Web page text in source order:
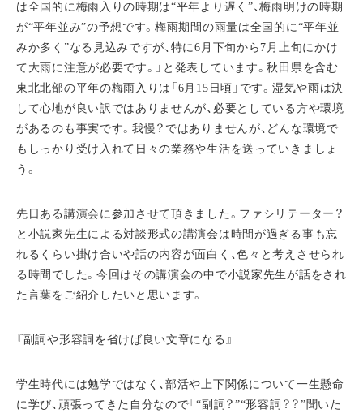
は全国的に梅雨入りの時期は“平年より遅く”、梅雨明けの時期
が“平年並み”の予想です。梅雨期間の雨量は全国的に“平年並
みか多く”なる見込みですが、特に6月下旬から7月上旬にかけ
て大雨に注意が必要です。」と発表しています。秋田県を含む
東北北部の平年の梅雨入りは「6月15日頃」です。湿気や雨は決
して心地が良い訳ではありませんが、必要としている方や環境
があるのも事実です。我慢？ではありませんが、どんな環境で
もしっかり受け入れて日々の業務や生活を送っていきましょ
う。
先日ある講演会に参加させて頂きました。ファシリテーター？
と小説家先生による対談形式の講演会は時間が過ぎる事も忘
れるくらい掛け合いや話の内容が面白く、色々と考えさせられ
る時間でした。今回はその講演会の中で小説家先生が話をされ
た言葉をご紹介したいと思います。
『副詞や形容詞を省けば良い文章になる』
学生時代には勉学ではなく、部活や上下関係について一生懸命
に学び、頑張ってきた自分なので「“副詞？”“形容詞？？”聞いた